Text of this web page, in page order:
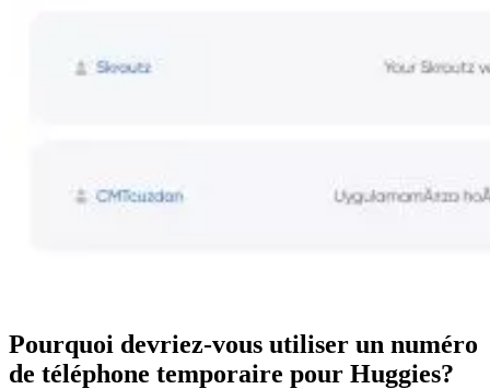
Pourquoi devriez-vous utiliser un numéro
de téléphone temporaire pour Huggies?